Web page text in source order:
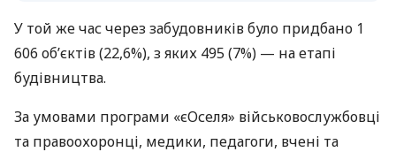
У той же час через забудовників було придбано 1
606 об’єктів (22,6%), з яких 495 (7%) — на етапі
будівництва.
За умовами програми «єОселя» військовослужбовці
та правоохоронці, медики, педагоги, вчені та